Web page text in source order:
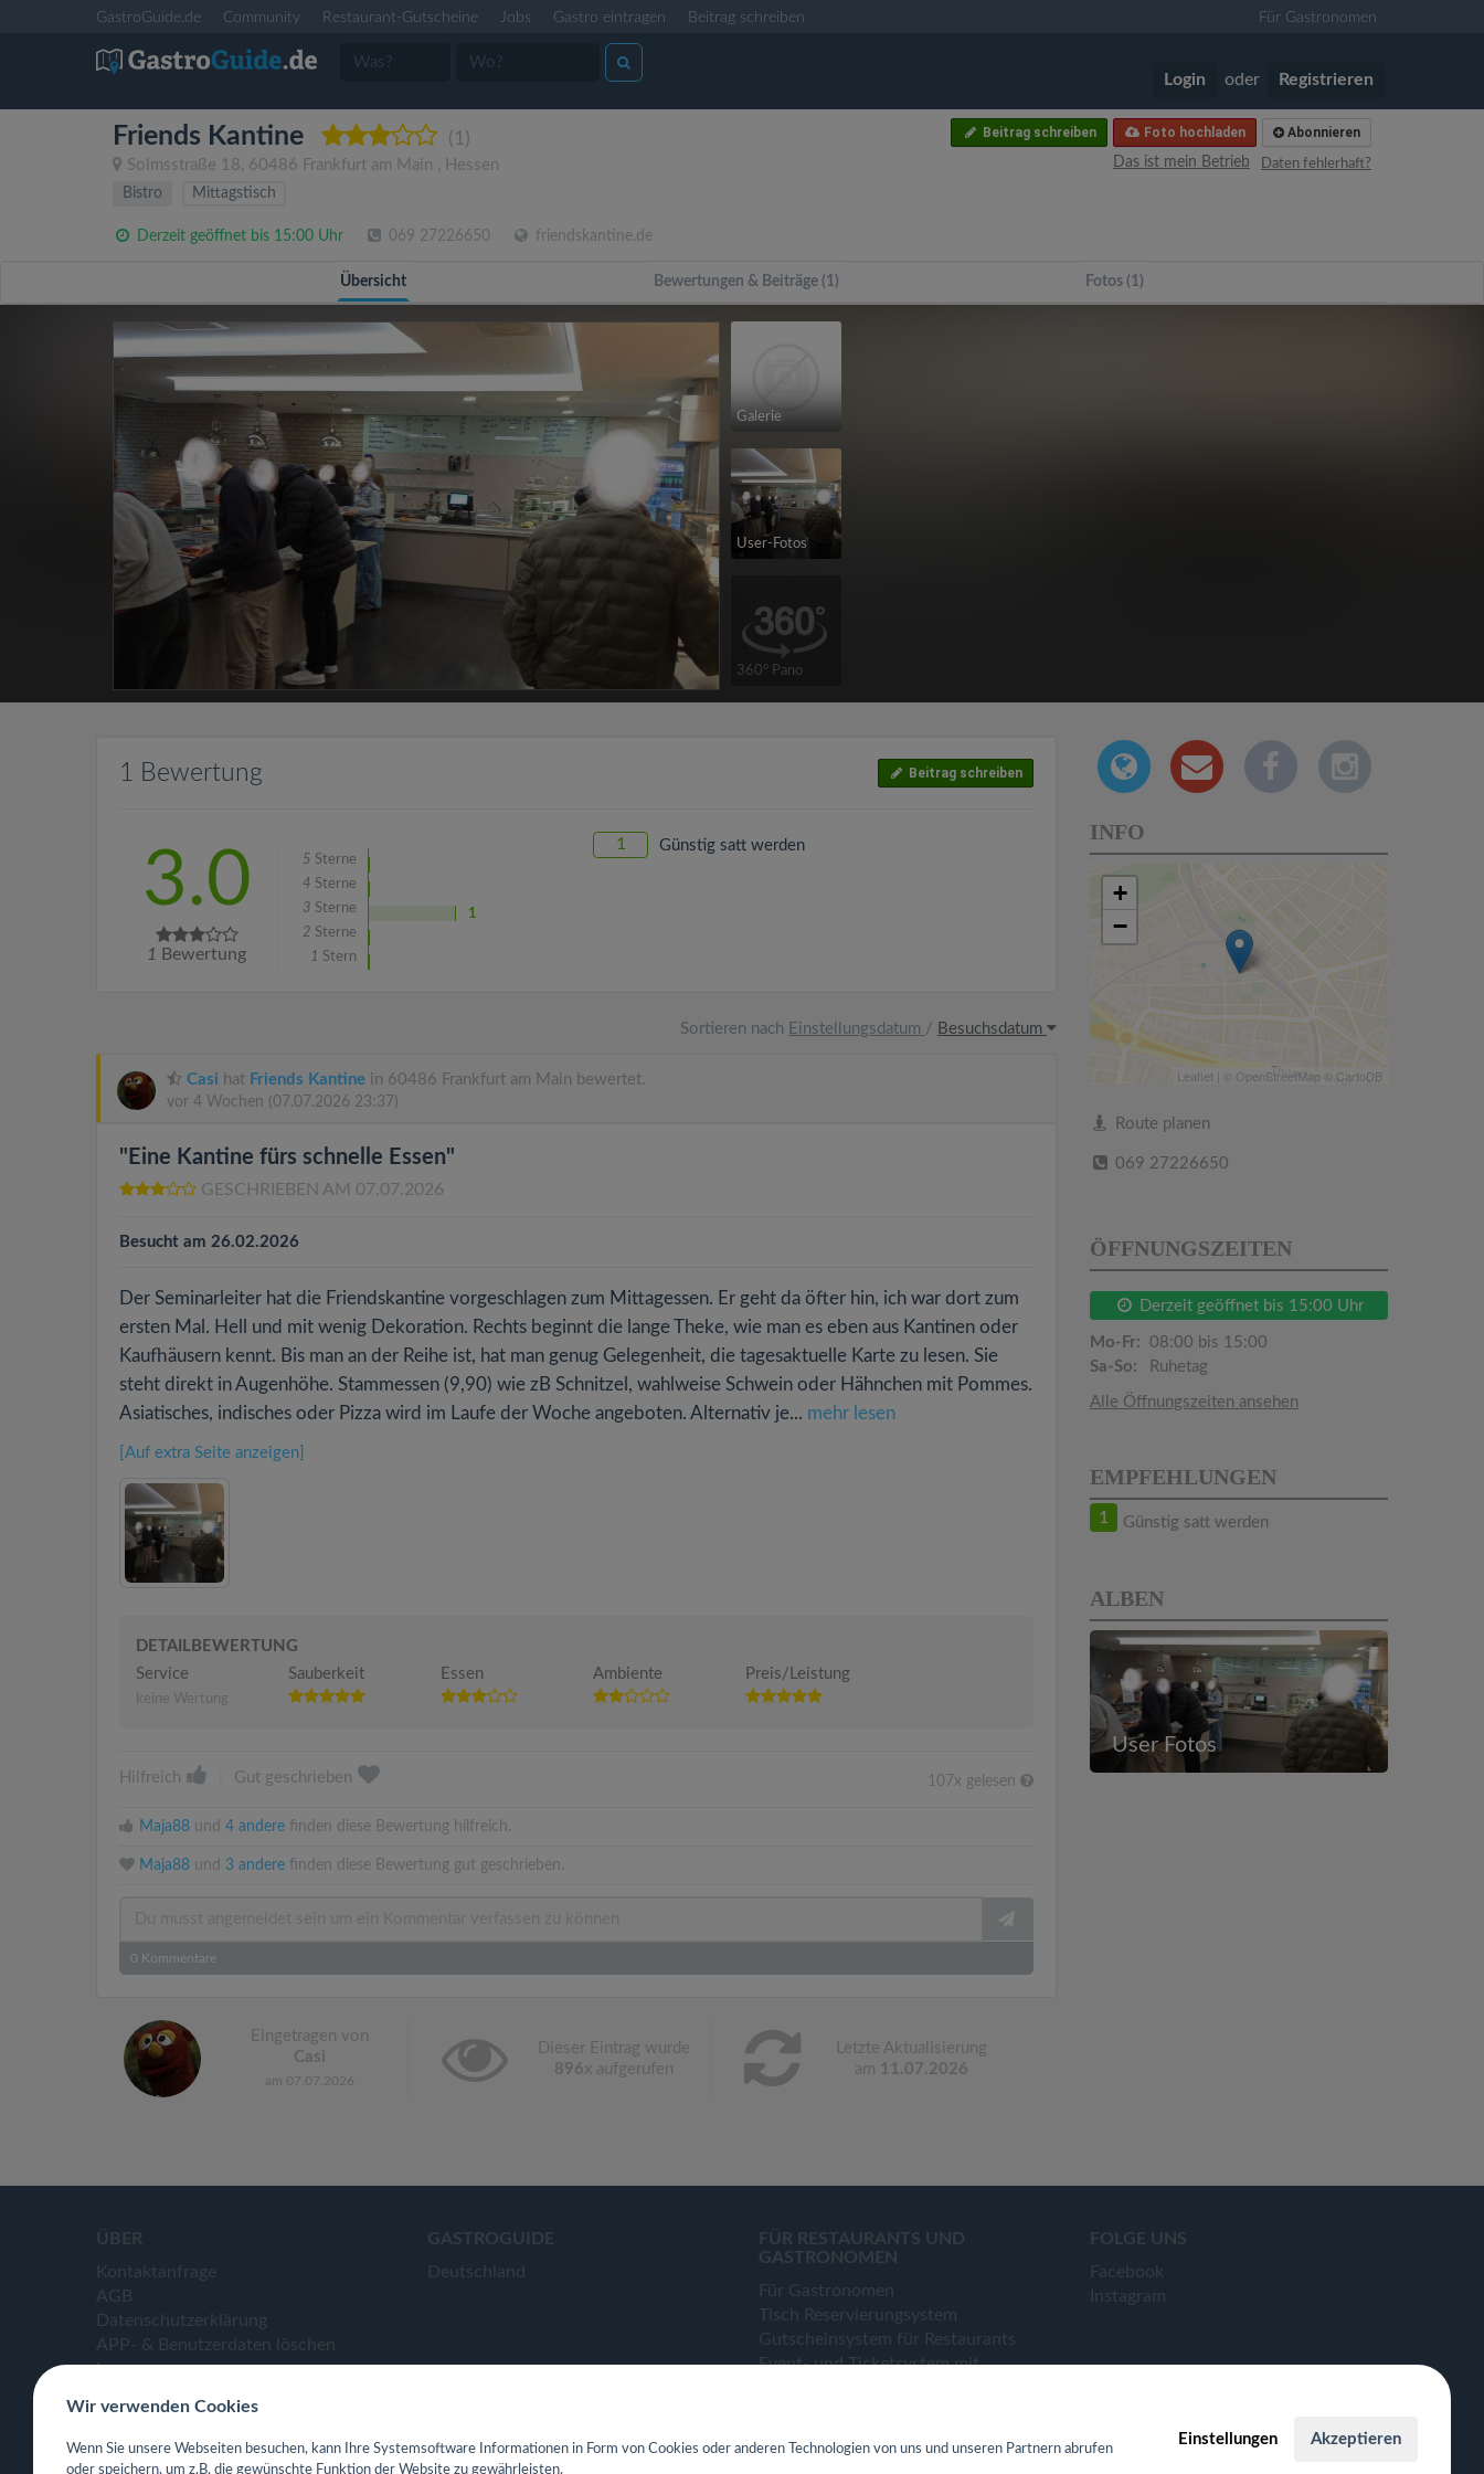
GastroGuide.de Community Restaurant-Gutscheine Jobs Gastro eintragen Beitrag schreiben Für Gastronomen
Login oder Registrieren
Friends Kantine (1)
Solmsstraße 18, 60486 Frankfurt am Main , Hessen
Abonnieren
Foto hochladen
Beitrag schreiben
Daten fehlerhaft?
Das ist mein Betrieb
Bistro
Mittagstisch
Derzeit geöffnet bis 15:00 Uhr 069 27226650 friendskantine.de
Übersicht Bewertungen & Beiträge (1) Fotos (1)
Galerie
User-Fotos
360° Pano
1 Bewertung Beitrag schreiben
3.0
1 Bewertung
5 Sterne
4 Sterne
3 Sterne
1
2 Sterne
1 Stern
1 Günstig satt werden
Sortieren nach Einstellungsdatum / Besuchsdatum
Casi hat Friends Kantine in 60486 Frankfurt am Main bewertet.
vor 4 Wochen (07.07.2026 23:37)
"Eine Kantine fürs schnelle Essen"
GESCHRIEBEN AM 07.07.2026
Besucht am 26.02.2026
Der Seminarleiter hat die Friendskantine vorgeschlagen zum Mittagessen. Er geht da öfter hin, ich war dort zum
ersten Mal. Hell und mit wenig Dekoration. Rechts beginnt die lange Theke, wie man es eben aus Kantinen oder
Kaufhäusern kennt. Bis man an der Reihe ist, hat man genug Gelegenheit, die tagesaktuelle Karte zu lesen. Sie
steht direkt in Augenhöhe. Stammessen (9,90) wie zB Schnitzel, wahlweise Schwein oder Hähnchen mit Pommes.
Asiatisches, indisches oder Pizza wird im Laufe der Woche angeboten. Alternativ je... mehr lesen
[Auf extra Seite anzeigen]
DETAILBEWERTUNG
Service
keine Wertung
Sauberkeit Essen Ambiente Preis/Leistung
Hilfreich Gut geschrieben 107x gelesen
Maja88 und 4 andere finden diese Bewertung hilfreich.
Maja88 und 3 andere finden diese Bewertung gut geschrieben.
0 Kommentare
Eingetragen von
Casi
am 07.07.2026
Dieser Eintrag wurde
896x aufgerufen
Letzte Aktualisierung
am 11.07.2026
INFO
+
−
Leaflet | © OpenStreetMap © CartoDB
Route planen
069 27226650
ÖFFNUNGSZEITEN
Derzeit geöffnet bis 15:00 Uhr
Mo-Fr: 08:00 bis 15:00
Sa-So:
Ruhetag
Alle Öffnungszeiten ansehen
EMPFEHLUNGEN
1 Günstig satt werden
ALBEN
User Fotos
ÜBER
Kontaktanfrage
AGB
Datenschutzerklärung
APP- & Benutzerdaten löschen
Impressum
GASTROGUIDE
Deutschland
FÜR RESTAURANTS UND
GASTRONOMEN
Für Gastronomen
Tisch Reservierungsystem
Gutscheinsystem für Restaurants
Event- und Ticketsystem mit
Webseiten für Restaurant
FOLGE UNS
Facebook
Instagram
Wir verwenden Cookies
Wenn Sie unsere Webseiten besuchen, kann Ihre Systemsoftware Informationen in Form von Cookies oder anderen Technologien von uns und unseren Partnern abrufen
oder speichern, um z.B. die gewünschte Funktion der Website zu gewährleisten.
Einstellungen Akzeptieren